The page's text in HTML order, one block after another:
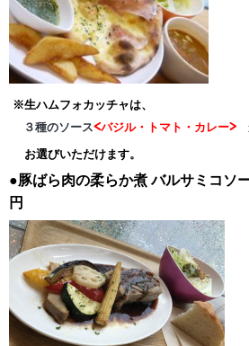
※生ハムフォカッチャは、
３種のソース<バジル・トマト・カレー>
お選びいただけます。
●豚ばら肉の柔らか煮バルサミコソ
円